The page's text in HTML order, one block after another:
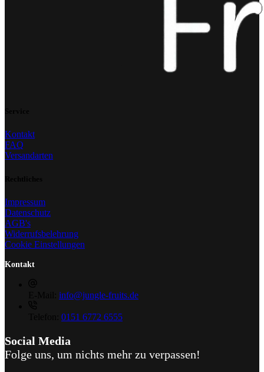
Kontakt
FAQ
Versandarten
Impressum
Datenschutz
AGB's
Widerrufsbelehrung
Cookie Einstellungen
Kontakt
info@jungle-fruits.de
0151 6772 6555
Social Media
Folge uns, um nichts mehr zu verpassen!